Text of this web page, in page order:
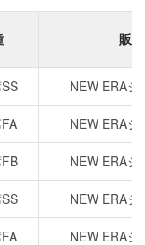
販
NEW ERAシ
NEW ERAシ
NEW ERAシ
NEW ERAシ
NEW ERAシ